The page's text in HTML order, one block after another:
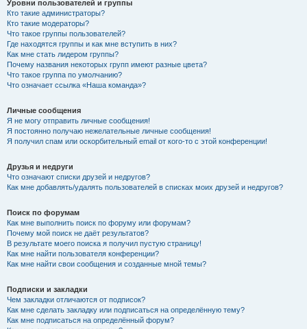
Уровни пользователей и группы
Кто такие администраторы?
Кто такие модераторы?
Что такое группы пользователей?
Где находятся группы и как мне вступить в них?
Как мне стать лидером группы?
Почему названия некоторых групп имеют разные цвета?
Что такое группа по умолчанию?
Что означает ссылка «Наша команда»?
Личные сообщения
Я не могу отправить личные сообщения!
Я постоянно получаю нежелательные личные сообщения!
Я получил спам или оскорбительный email от кого-то с этой конференции!
Друзья и недруги
Что означают списки друзей и недругов?
Как мне добавлять/удалять пользователей в списках моих друзей и недругов?
Поиск по форумам
Как мне выполнить поиск по форуму или форумам?
Почему мой поиск не даёт результатов?
В результате моего поиска я получил пустую страницу!
Как мне найти пользователя конференции?
Как мне найти свои сообщения и созданные мной темы?
Подписки и закладки
Чем закладки отличаются от подписок?
Как мне сделать закладку или подписаться на определённую тему?
Как мне подписаться на определённый форум?